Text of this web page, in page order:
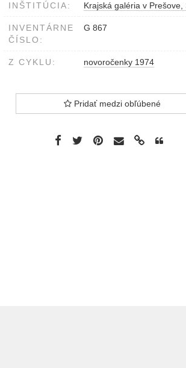
INŠTITÚCIA: Krajská galéria v Prešove,
INVENTÁRNE
ČÍSLO:
G 867
Z CYKLU: novoročenky 1974
Pridať medzi obľúbené